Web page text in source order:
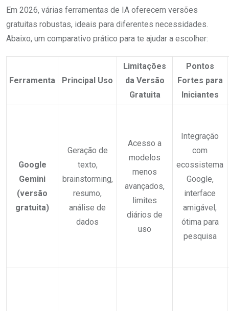
Em 2026, várias ferramentas de IA oferecem versões
gratuitas robustas, ideais para diferentes necessidades.
Abaixo, um comparativo prático para te ajudar a escolher:
Ferramenta Principal Uso
Limitações
da Versão
Gratuita
Pontos
Fortes para
Iniciantes
Google
Gemini
(versão
gratuita)
Geração de
texto,
brainstorming,
resumo,
análise de
dados
Acesso a
modelos
menos
avançados,
limites
diários de
uso
Integração
com
ecossistema
Google,
interface
amigável,
ótima para
pesquisa